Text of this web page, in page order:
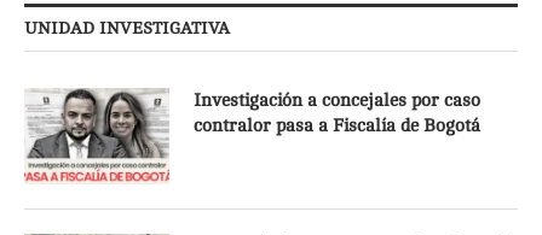
UNIDAD INVESTIGATIVA
Investigación a concejales por caso
contralor pasa a Fiscalía de Bogotá